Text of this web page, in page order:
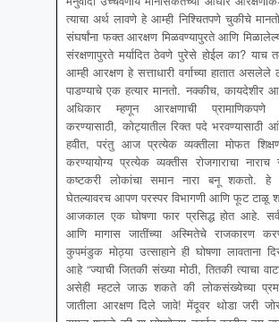
त्याचा अर्थ लावणे हे आम्ही निश्चितपणे चुकीचे
संघर्षांना फक्त आरक्षण मिळवण्यापुरते आणि
संरक्षणापुरते मर्यादित ठेवणे पुरेसे होईल का? याच
आम्ही आरक्षण हे सत्ताधारी वर्गाच्या हातात
पाडण्याचे एक हत्यार मानतो. नक्कीच, कायदेशीर
अधिकार म्हणून आरक्षणाची प्रामाणिकपणे
करण्यासाठी, कोट्यातील रिक्त पदे भरवण्यासाठी
हवीत, परंतु आज प्रत्येक व्यक्तीला मोफत
करण्यायोग्य प्रत्येक व्यक्तीस रोजगाराचा नाराच
कष्टकरी लोकांचा समान नारा बनू शकतो.
घेतल्यावरच आपण परस्पर विभागणी आणि फूट टाळू
आजकाल एक घोषणा फार प्रसिद्ध होत आहे. सर्व
आणि मागास जातींच्या अस्मितेचे राजकारण
कुपमंडुक मोठ्या उत्साहाने ही घोषणा लावताना
आहे “ज्याची जितकी संख्या मोठी, तितकी त्याचा
असेही म्हटले जाऊ शकते की लोकसंख्येच्या
जातीला आरक्षण दिले जावे! मेंदूवर थोडा जरी